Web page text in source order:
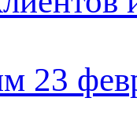
23